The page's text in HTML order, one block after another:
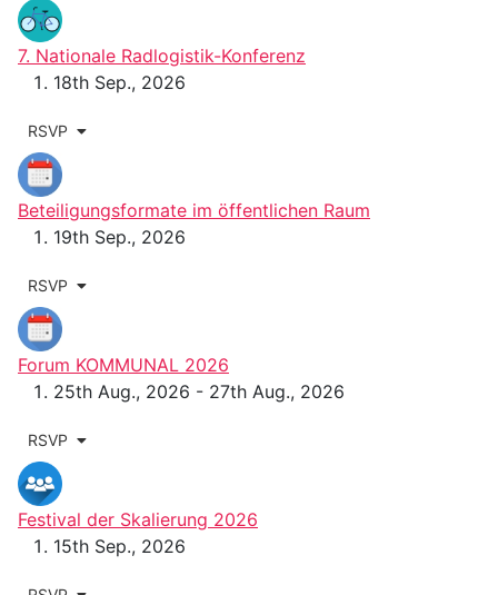
7. Nationale Radlogistik-Konferenz
18th Sep., 2026
RSVP
Beteiligungsformate im öffentlichen Raum
19th Sep., 2026
RSVP
Forum KOMMUNAL 2026
25th Aug., 2026 - 27th Aug., 2026
RSVP
Festival der Skalierung 2026
15th Sep., 2026